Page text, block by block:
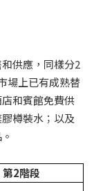
供應，同樣分2
場上已有成熟替
和賓館免費供
樽裝水；以及
第2階段